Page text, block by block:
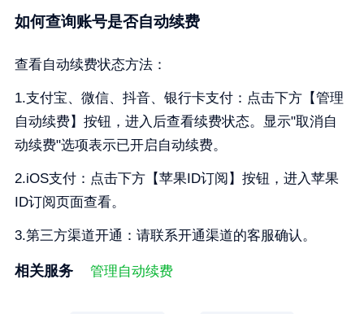
如何查询账号是否自动续费
查看自动续费状态方法：
1.支付宝、微信、抖音、银行卡支付：点击下方【管理
自动续费】按钮，进入后查看续费状态。显示"取消自
动续费"选项表示已开启自动续费。
2.iOS支付：点击下方【苹果ID订阅】按钮，进入苹果
ID订阅页面查看。
3.第三方渠道开通：请联系开通渠道的客服确认。
相关服务 管理自动续费